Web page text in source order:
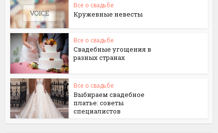
Все о свадьбе
Кружевные невесты
Все о свадьбе
Свадебные угощения в
разных странах
Все о свадьбе
Выбираем свадебное
платье: советы
специалистов